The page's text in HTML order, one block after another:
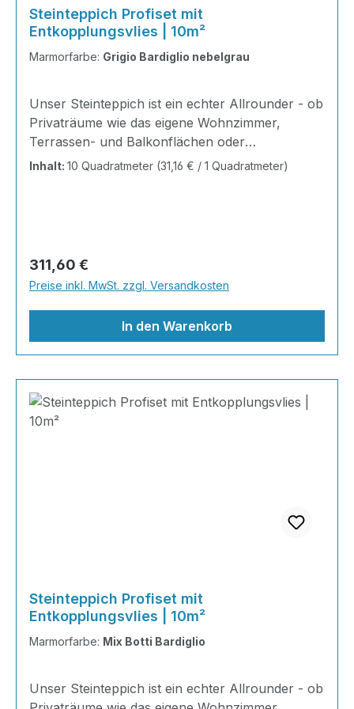
Steinteppich Profiset mit
Entkopplungsvlies | 10m²
Marmorfarbe: Grigio Bardiglio nebelgrau
Unser Steinteppich ist ein echter Allrounder - ob
Privaträume wie das eigene Wohnzimmer,
Terrassen- und Balkonflächen oder
Gewerbeobjekte und Ausstellungsräume; unsere
und einfach zu verlegen. Stöbern Sie in unserem
Shop nach Ihrer Lieblingsfarbe und legen Sie
gleich los. Marmorsteine haben von Natur aus
den Charakter der Einmaligk
Inhalt: 10 Quadratmeter (31,16 € / 1 Quadratmeter)
Regulärer Preis:
311,60 €
Preise inkl. MwSt. zzgl. Versandkosten
In den Warenkorb
Steinteppich Profiset mit
Entkopplungsvlies | 10m²
Marmorfarbe: Mix Botti Bardiglio
Unser Steinteppich ist ein echter Allrounder - ob